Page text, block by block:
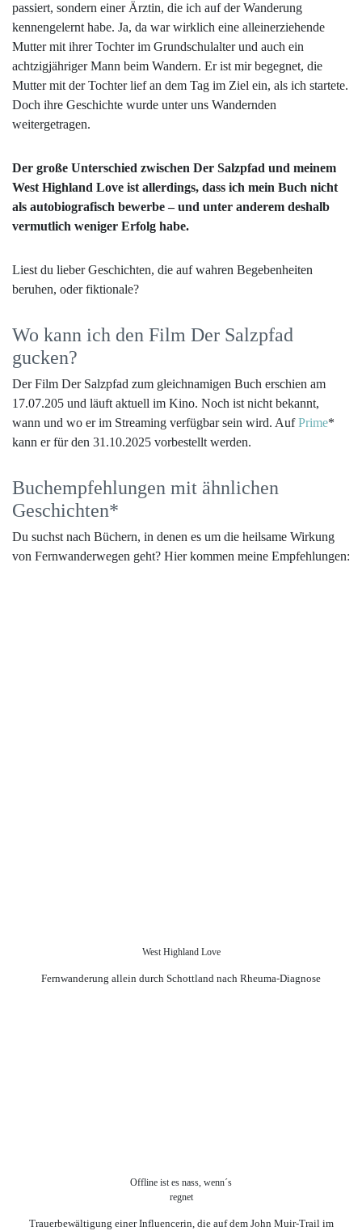
passiert, sondern einer Ärztin, die ich auf der Wanderung
kennengelernt habe. Ja, da war wirklich eine alleinerziehende
Mutter mit ihrer Tochter im Grundschulalter und auch ein
achtzigjähriger Mann beim Wandern. Er ist mir begegnet, die
Mutter mit der Tochter lief an dem Tag im Ziel ein, als ich startete.
Doch ihre Geschichte wurde unter uns Wandernden
weitergetragen.
Der große Unterschied zwischen Der Salzpfad und meinem
West Highland Love ist allerdings, dass ich mein Buch nicht
als autobiografisch bewerbe – und unter anderem deshalb
vermutlich weniger Erfolg habe.
Liest du lieber Geschichten, die auf wahren Begebenheiten
beruhen, oder fiktionale?
Wo kann ich den Film Der Salzpfad
gucken?
Der Film Der Salzpfad zum gleichnamigen Buch erschien am
17.07.205 und läuft aktuell im Kino. Noch ist nicht bekannt,
wann und wo er im Streaming verfügbar sein wird. AufPrime*
kann er für den 31.10.2025 vorbestellt werden.
Buchempfehlungen mit ähnlichen
Geschichten*
Du suchst nach Büchern, in denen es um die heilsame Wirkung
von Fernwanderwegen geht? Hier kommen meine Empfehlungen:
West Highland Love
Fernwanderung allein durch Schottland nach Rheuma-Diagnose
Offline ist es nass, wenn´s
regnet
Trauerbewältigung einer Influencerin, die auf dem John Muir-Trail im